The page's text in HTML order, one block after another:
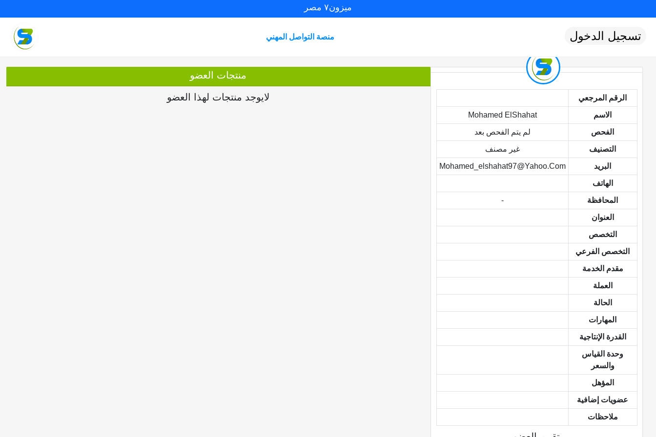
ميزون٧ مصر
منصة التواصل المهني تسجيل الدخول
الرقم المرجعي
الاسم Mohamed ElShahat
الفحص لم يتم الفحص بعد
التصنيف غير مصنف
البريد Mohamed_elshahat97@yahoo.com
الهاتف
المحافظة -
العنوان
التخصص
التخصص الفرعي
مقدم الخدمة
العملة
الحالة
المهارات
القدرة الإنتاجية
وحدة القياس
والسعر
المؤهل
عضويات إضافية
ملاحظات
منتجات العضو
لايوجد منتجات لهذا العضو